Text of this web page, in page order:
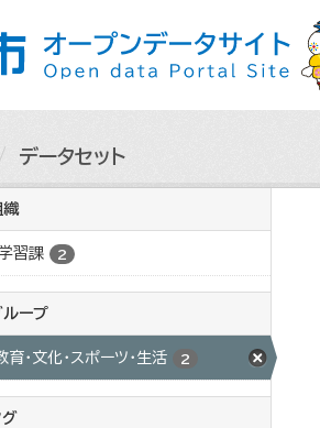
データセット
織
習課 2
ループ
育・文化・スポーツ・生活 2
グ